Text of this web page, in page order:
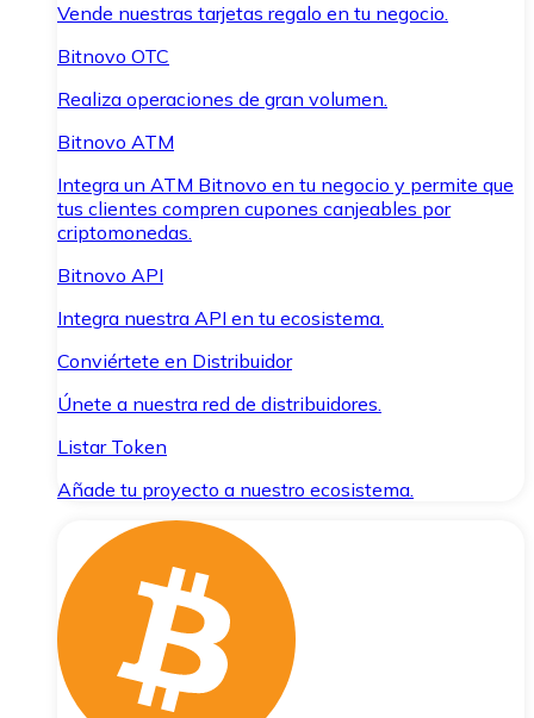
Vende nuestras tarjetas regalo en tu negocio.
Bitnovo OTC
Realiza operaciones de gran volumen.
Bitnovo ATM
Integra un ATM Bitnovo en tu negocio y permite que
tus clientes compren cupones canjeables por
criptomonedas.
Bitnovo API
Integra nuestra API en tu ecosistema.
Conviértete en Distribuidor
Únete a nuestra red de distribuidores.
Listar Token
Añade tu proyecto a nuestro ecosistema.